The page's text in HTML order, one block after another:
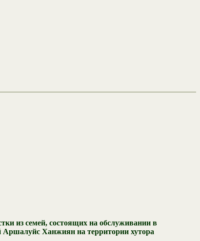
из семей, состоящих на обслуживании в
Ханжиян на территории хутора